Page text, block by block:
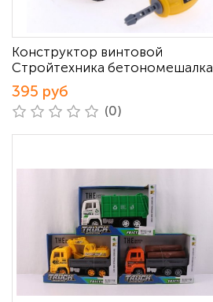
Конструктор винтовой
Стройтехника бетономешалка
395 руб
(0)